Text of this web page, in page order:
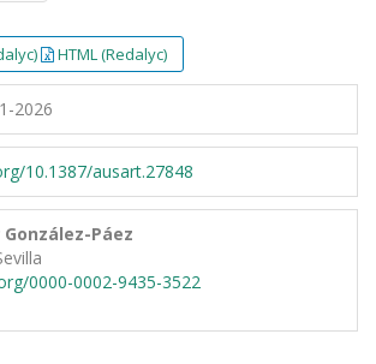
HTML (Redalyc)
2026
10.1387/ausart.27848
Páez
0000-0002-9435-3522